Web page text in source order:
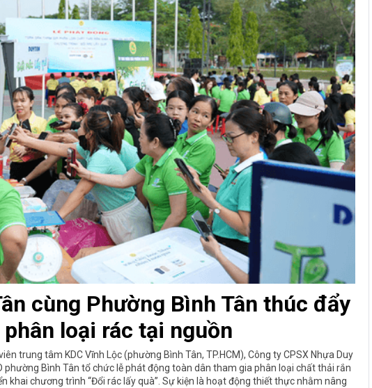
cùng Phường Bình Tân thúc đẩy
phân loại rác tại nguồn
trung tâm KDC Vĩnh Lộc (phường Bình Tân, TP.HCM), Công ty CPSX Nhựa Duy
phường Bình Tân tổ chức lễ phát động toàn dân tham gia phân loại chất thải rắn
khai chương trình “Đổi rác lấy quà”. Sự kiện là hoạt động thiết thực nhằm nâng